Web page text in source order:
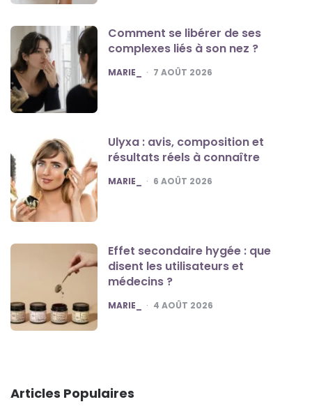
Comment se libérer de ses
complexes liés à son nez ?
POSTED
MARIE_ 7 AOÛT 2026
Ulyxa : avis, composition et
résultats réels à connaître
POSTED
MARIE_ 6 AOÛT 2026
Effet secondaire hygée : que
disent les utilisateurs et
médecins ?
POSTED
MARIE_ 4 AOÛT 2026
Articles Populaires